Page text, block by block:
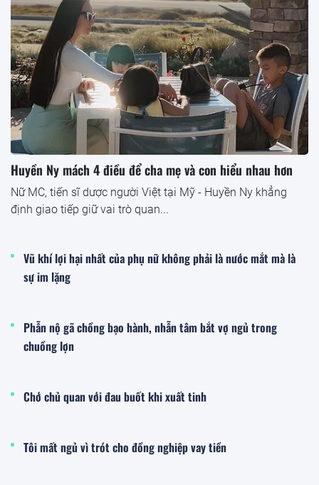
Huyền Ny mách 4 điều để cha mẹ và con hiểu nhau hơn
Nữ MC, tiến sĩ dược người Việt tại Mỹ - Huyền Ny khẳng
định giao tiếp giữ vai trò quan...
Vũ khí lợi hại nhất của phụ nữ không phải là nước mắt mà là
sự im lặng
Phẫn nộ gã chồng bạo hành, nhẫn tâm bắt vợ ngủ trong
chuồng lợn
Chớ chủ quan với đau buốt khi xuất tinh
Tôi mất ngủ vì trót cho đồng nghiệp vay tiền